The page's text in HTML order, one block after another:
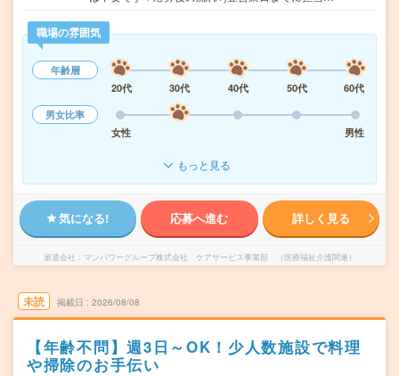
職場の雰囲気
年齢層
20代
30代 40代 50代
60代
男女比率
女性
男性
もっと見る
気になる! 応募へ進む 詳しく見る
派遣会社 マンパワーグループ株式会社 ケアサービス事業部 （医療福祉介護関連）
未読 掲載日 2026/08/08
【年齢不問】週3日～OK！少人数施設で料理
や掃除のお手伝い